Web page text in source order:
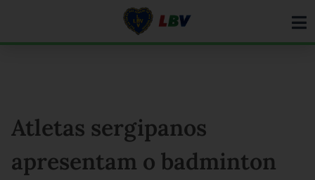
Atletas sergipanos
apresentam o badminton